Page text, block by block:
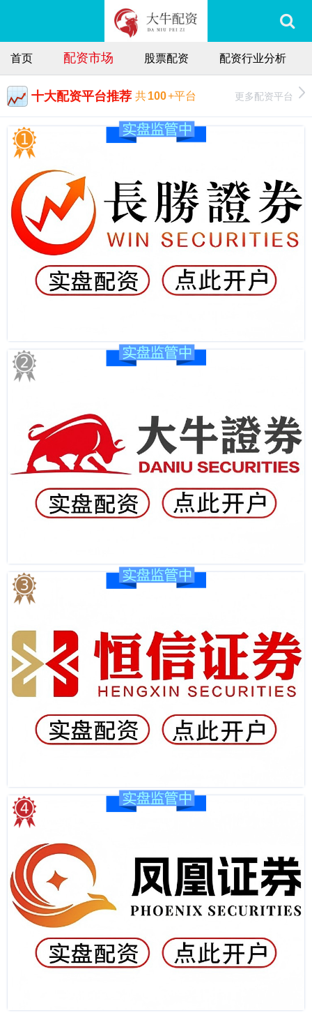
首页 配资市场 股票配资 配资行业分析
十大配资平台推荐 共100+平台 更多配资平台